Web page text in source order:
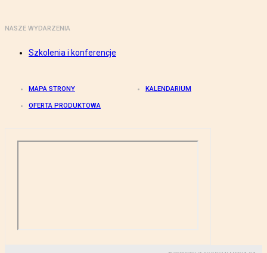
NASZE WYDARZENIA
Szkolenia i konferencje
MAPA STRONY KALENDARIUM
OFERTA PRODUKTOWA